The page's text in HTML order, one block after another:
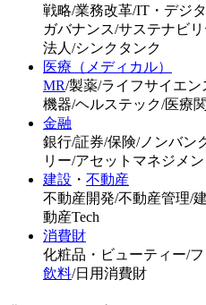
戦略/業務改革/IT・デジ
ガバナンス/サステナビ
法人 /シンクタンク
医療（メディカル）
MR/製薬/ライフサイエン
機器/ヘルステック/医療
金融
銀行/証券/保険/ノンバン
リー/アセットマネジメン
建設 ・ 不動産
不動産開発/不動産管理/
動産Tech
消費財
化粧品・ビューティー/フ
飲料/日用消費財